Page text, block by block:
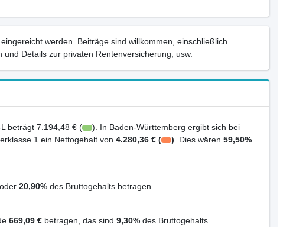
eingereicht werden. Beiträge sind willkommen, einschließlich
Details zur privaten Rentenversicherung, usw.
beträgt 7.194,48 € (
). In Baden-Württemberg ergibt sich bei
1 ein Nettogehalt von 4.280,36 € ( ) . Dies wären59,50%
20,90%des Bruttogehalts betragen.
669,09 €betragen, das sind 9,30%des Bruttogehalts.